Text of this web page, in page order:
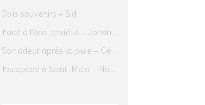
Jolis souvenirs – Sid
Face à l’éco-anxiété – Johannes Herrmann
Son odeur après la pluie – Cédric Sapin-Defour
Escapade à Saint-Malo – Novembre 2025 – Jour 1